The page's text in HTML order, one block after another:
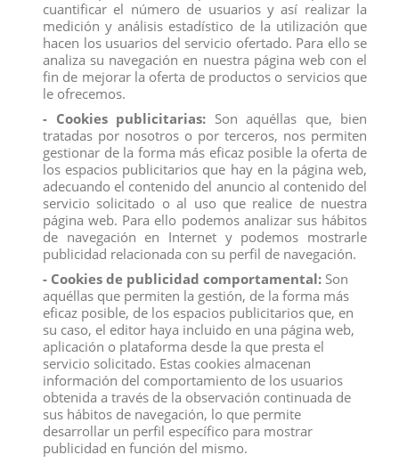
Reviews(0)
Figura del show Peppa Pig. Es una serie infantil de
dibujos animados de mucho éxito creada en el Reino
Unido. En España se emite desde 2010. La protagonista
de esta serie es Peppa, una cerdita encantadora que vive
Daddy Pig.
Medida:6 cm
Edad:
+3 años
Todos los productos de nuestrocatálogoobtienen el certificado
exigido por la U.E.
Compraahora y recíbelo en 24/48 horas en su establecimiento.
Recuerde que disponemos de unchat donde le atendemos
personalmente, pregúntenos sus dudas.
Somos unaempresa avalada por una granexperienciaen
mercadode distribucióny venta al por mayor.
Los mejores precios los encontrarás
www.distribucionfiguraspvc.com , tu página de confianza.
Calificación
Comentarios (0)
No hay reseñas de clientes en este momento.
cuantificar el número de usuarios y así realizar la
medición y análisis estadístico de la utilización que
hacen los usuarios del servicio ofertado. Para ello se
analiza su navegación en nuestra página web con el
fin de mejorar la oferta de productos o servicios que
le ofrecemos.
- Cookies publicitarias: Son aquéllas que, bien
tratadas por nosotros o por terceros, nos permiten
gestionar de la forma más eficaz posible la oferta de
los espacios publicitarios que hay en la página web,
adecuando el contenido del anuncio al contenido del
servicio solicitado o al uso que realice de nuestra
página web. Para ello podemos analizar sus hábitos
de navegación en Internet y podemos mostrarle
publicidad relacionada con su perfil de navegación.
- Cookies de publicidad comportamental: Son
aquéllas que permiten la gestión, de la forma más
eficaz posible, de los espacios publicitarios que, en
su caso, el editor haya incluido en una página web,
aplicación o plataforma desde la que presta el
servicio solicitado. Estas cookies almacenan
información del comportamiento de los usuarios
obtenida a través de la observación continuada de
sus hábitos de navegación, lo que permite
desarrollar un perfil específico para mostrar
publicidad en función del mismo.